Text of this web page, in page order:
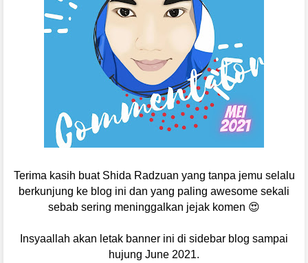
Terima kasih buat Shida Radzuan yang tanpa jemu selalu
berkunjung ke blog ini dan yang paling awesome sekali
sebab sering meninggalkan jejak komen 😍
Insyaallah akan letak banner ini di sidebar blog sampai
hujung June 2021.